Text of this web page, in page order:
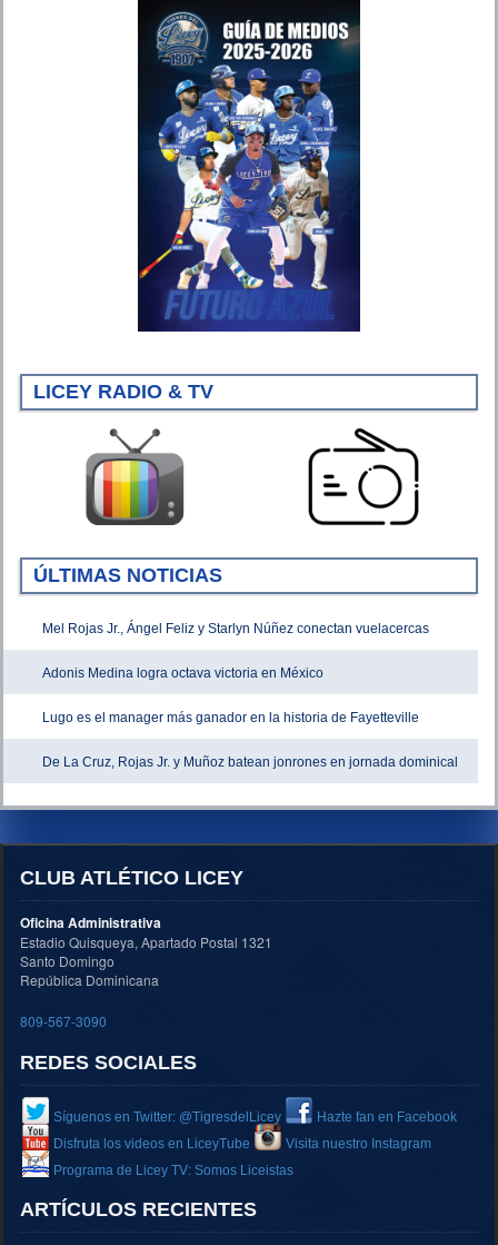
LICEY RADIO & TV
ÚLTIMAS NOTICIAS
Mel Rojas Jr., Ángel Feliz y Starlyn Núñez conectan vuelacercas
Adonis Medina logra octava victoria en México
Lugo es el manager más ganador en la historia de Fayetteville
De La Cruz, Rojas Jr. y Muñoz batean jonrones en jornada dominical
CLUB ATLÉTICO LICEY
Oficina Administrativa
Estadio Quisqueya, Apartado Postal 1321
Santo Domingo
República Dominicana
809-567-3090
REDES SOCIALES
Síguenos en Twitter: @TigresdelLicey
Hazte fan en Facebook
Disfruta los videos en LiceyTube
Visita nuestro Instagram
Programa de Licey TV: Somos Liceistas
ARTÍCULOS RECIENTES